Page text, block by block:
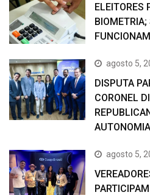
ELEITORES
agosto 5,
DISPUTA
CORONEL
agosto 5,